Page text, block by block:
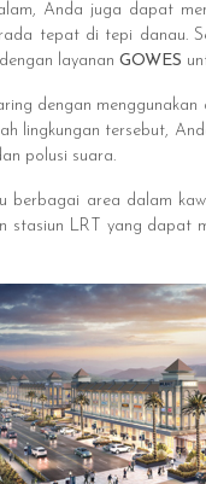
Anda juga dapat
tepat di tepi danau.
layanan GOWES
dengan
lingkungan tersebut,
polusi suara.
berbagai area dalam
LRT yang dapat